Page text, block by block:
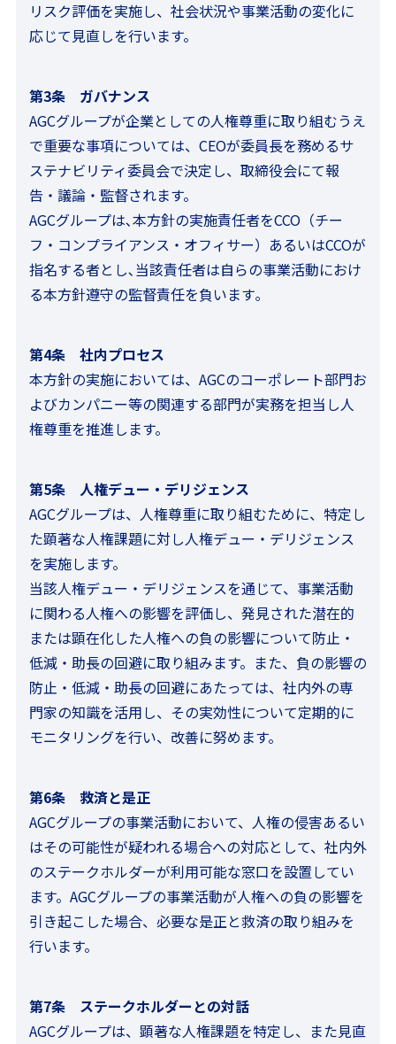
リスク評価を実施し、社会状況や事業活動の変化に
応じて見直しを行います。
第3条 ガバナンス
AGCグループが企業としての人権尊重に取り組むうえ
で重要な事項については、CEOが委員長を務めるサ
ステナビリティ委員会で決定し、取締役会にて報
告・議論・監督されます。
AGCグループは､本方針の実施責任者をCCO（チー
フ・コンプライアンス・オフィサー）あるいはCCOが
指名する者とし､当該責任者は自らの事業活動におけ
る本方針遵守の監督責任を負います｡
第4条 社内プロセス
本方針の実施においては、AGCのコーポレート部門お
よびカンパニー等の関連する部門が実務を担当し人
権尊重を推進します。
第5条 人権デュー・デリジェンス
AGCグループは、人権尊重に取り組むために、特定し
た顕著な人権課題に対し人権デュー・デリジェンス
を実施します。
当該人権デュー・デリジェンスを通じて、事業活動
に関わる人権への影響を評価し、発見された潜在的
または顕在化した人権への負の影響について防止・
低減・助長の回避に取り組みます。また、負の影響の
防止・低減・助長の回避にあたっては、社内外の専
門家の知識を活用し、その実効性について定期的に
モニタリングを行い、改善に努めます。
第6条 救済と是正
AGCグループの事業活動において、人権の侵害あるい
はその可能性が疑われる場合への対応として、社内外
のステークホルダーが利用可能な窓口を設置してい
ます。AGCグループの事業活動が人権への負の影響を
引き起こした場合、必要な是正と救済の取り組みを
行います。
第7条 ステークホルダーとの対話
AGCグループは、顕著な人権課題を特定し、また見直